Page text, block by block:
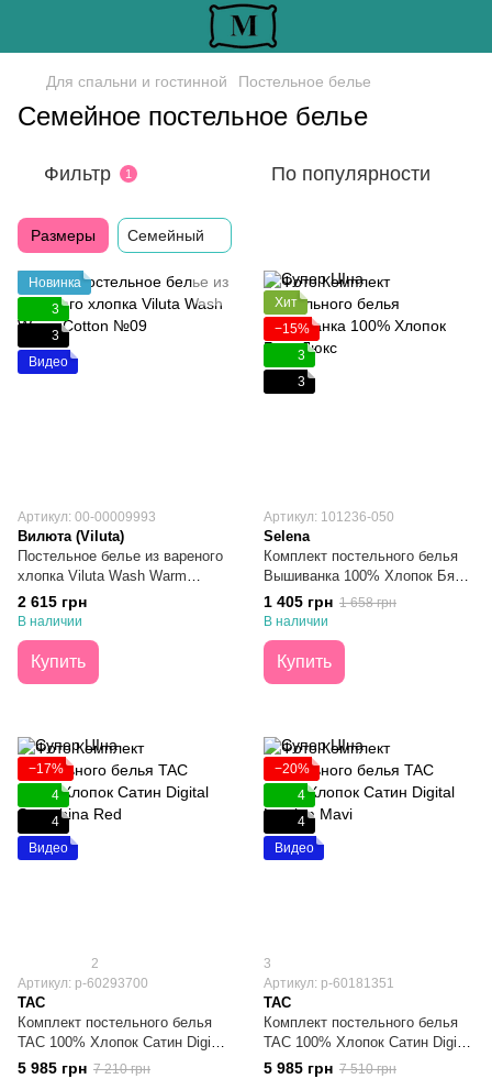
Для спальни и гостинной Постельное белье
Семейное постельное белье
Фильтр 1 По популярности
Размеры Семейный
Новинка
3
3
Видео
Артикул: 00-00009993
Вилюта (Viluta)
Постельное белье из вареного
хлопка Viluta Wash Warm
Cotton №09 Семейное
2 615 грн
В наличии
Купить
Хит
−15%
3
3
Артикул: 101236-050
Selena
Комплект постельного белья
Вышиванка 100% Хлопок Бязь
Люкс Семейный
1 405 грн 1 658 грн
В наличии
Купить
−17%
4
4
Видео
2
Артикул: p-60293700
TAC
Комплект постельного белья
TAC 100% Хлопок Сатин Digital
Seraphina Red Семейный
5 985 грн 7 210 грн
−20%
4
4
Видео
3
Артикул: p-60181351
TAC
Комплект постельного белья
TAC 100% Хлопок Сатин Digital
Lumina Mavi Семейный
5 985 грн 7 510 грн